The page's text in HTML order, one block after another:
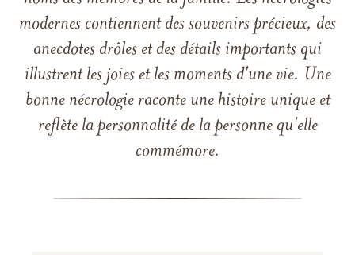
modernes contiennent des souvenirs précieux, des
anecdotes drôles et des détails importants qui
illustrent les joies et les moments d'une vie. Une
bonne nécrologie raconte une histoire unique et
reflète la personnalité de la personne qu'elle
commémore.